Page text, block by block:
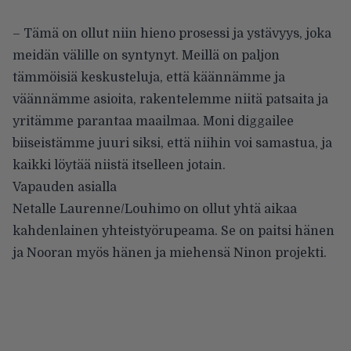
– Tämä on ollut niin hieno prosessi ja ystävyys, joka
meidän välille on syntynyt. Meillä on paljon
tämmöisiä keskusteluja, että käännämme ja
väännämme asioita, rakentelemme niitä patsaita ja
yritämme parantaa maailmaa. Moni diggailee
biiseistämme juuri siksi, että niihin voi samastua, ja
kaikki löytää niistä itselleen jotain.
Vapauden asialla
Netalle Laurenne/Louhimo on ollut yhtä aikaa
kahdenlainen yhteistyörupeama. Se on paitsi hänen
ja Nooran myös hänen ja miehensä Ninon projekti.